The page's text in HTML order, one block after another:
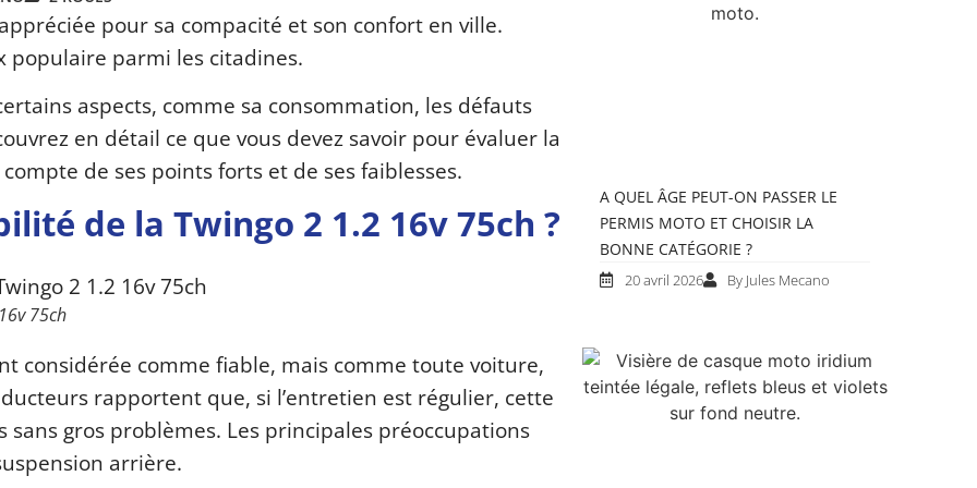
pour sa compacité et son confort en ville.
populaire parmi les citadines.
aspects, comme sa consommation, les défauts
en détail ce que vous devez savoir pour évaluer la
de ses points forts et de ses faiblesses.
de la Twingo 2 1.2 16v 75ch ?
75ch
considérée comme fiable, mais comme toute voiture,
rapportent que, si l’entretien est régulier, cette
gros problèmes. Les principales préoccupations
arrière.
A QUEL ÂGE PEUT-ON PASSER LE
PERMIS MOTO ET CHOISIR LA
BONNE CATÉGORIE ?
20 avril 2026 By Jules Mecano